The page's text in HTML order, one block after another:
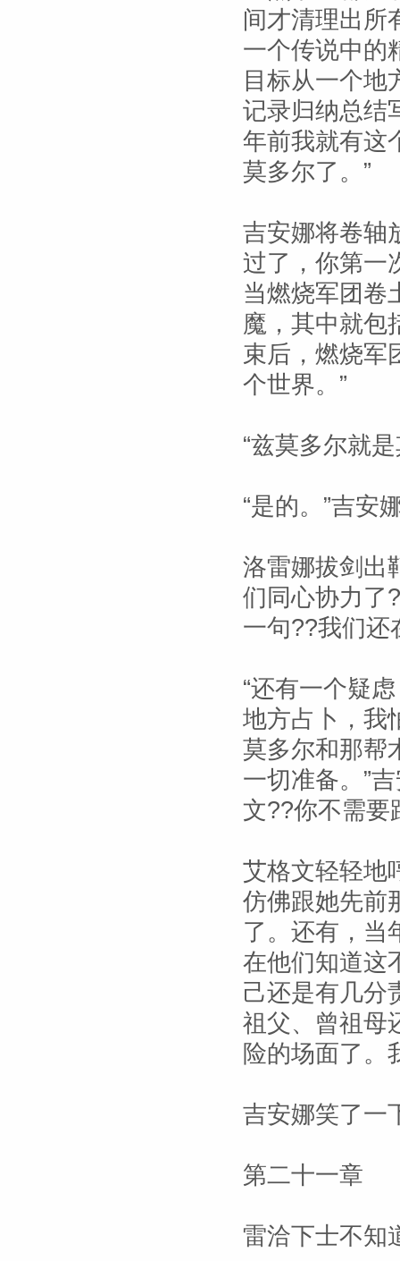
间才清理出所
一个传说中的
目标从一个地
记录归纳总结
年前我就有这
莫多尔了。”
吉安娜将卷轴
过了，你第一
当燃烧军团卷
魔，其中就包
束后，燃烧军
个世界。”
“兹莫多尔就
“是的。”吉安
洛雷娜拔剑出
们同心协力了
一句??我们还
“还有一个疑
地方占卜，我
莫多尔和那帮
一切准备。”
文??你不需要
艾格文轻轻地
仿佛跟她先前
了。还有，当
在他们知道这
己还是有几分
祖父、曾祖母
险的场面了。
吉安娜笑了一
第二十一章
雷洽下士不知